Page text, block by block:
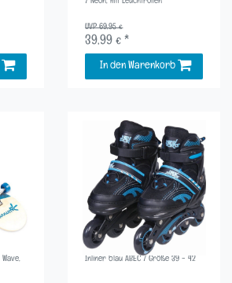
7 Neon, mit Leuchtrollen
UVP 69,95 €
39,99 € *
In den Warenkorb
Wave,
Inliner blau ABEC 7 Größe 39 - 42